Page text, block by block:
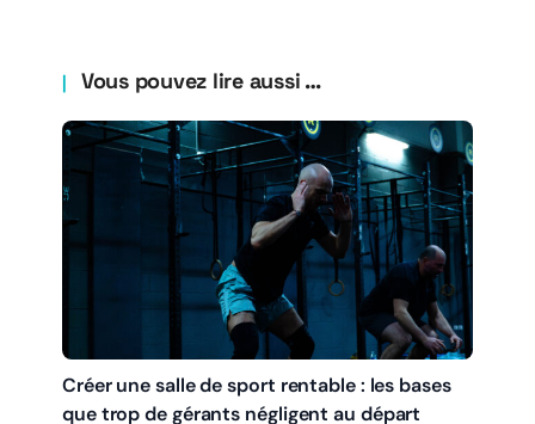
Vous pouvez lire aussi …
Créer une salle de sport rentable : les bases
que trop de gérants négligent au départ